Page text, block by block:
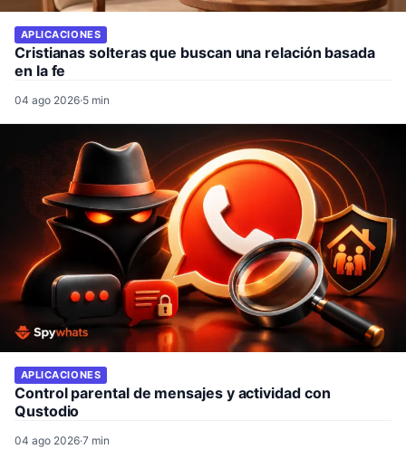
APLICACIONES
Cristianas solteras que buscan una relación basada
en la fe
04 ago 2026·5 min
APLICACIONES
Control parental de mensajes y actividad con
Qustodio
04 ago 2026·7 min